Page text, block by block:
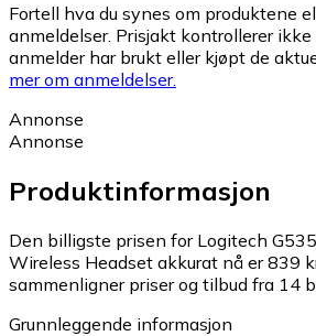
Fortell hva du synes om produktene
anmeldelser. Prisjakt kontrollerer ikke
anmelder har brukt eller kjøpt de
mer om anmeldelser.
Annonse
Annonse
Produktinformasjon
Den billigste prisen for Logitech
Wireless Headset akkurat nå er 839
sammenligner priser og tilbud fra 14
Grunnleggende informasjon